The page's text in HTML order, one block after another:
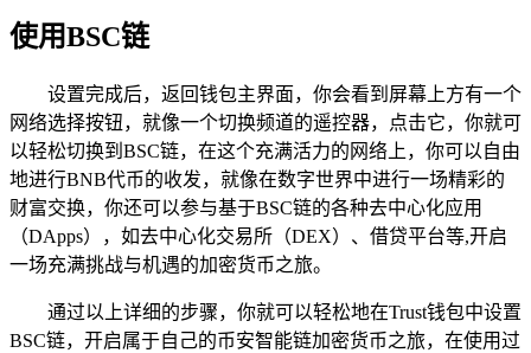
使用BSC链
设置完成后，返回钱包主界面，你会看到屏幕上方有一个
网络选择按钮，就像一个切换频道的遥控器，点击它，你就可
以轻松切换到BSC链，在这个充满活力的网络上，你可以自由
地进行BNB代币的收发，就像在数字世界中进行一场精彩的
财富交换，你还可以参与基于BSC链的各种去中心化应用
（DApps），如去中心化交易所（DEX）、借贷平台等,开启
一场充满挑战与机遇的加密货币之旅。
通过以上详细的步骤，你就可以轻松地在Trust钱包中设置
BSC链，开启属于自己的币安智能链加密货币之旅，在使用过